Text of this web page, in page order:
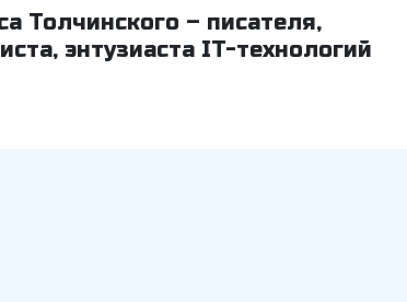
Толчинского – писателя,
энтузиаста IT-технологий